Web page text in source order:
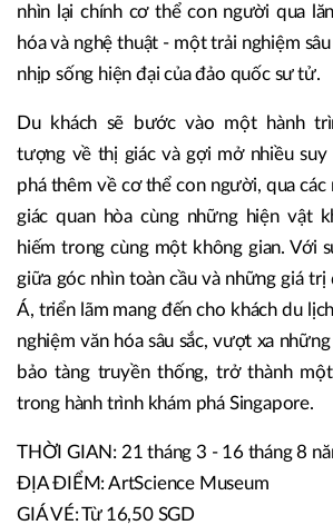
nhìn lại chính cơ thể con người qua
hóa và nghệ thuật - một trải nghiệm
nhịp sống hiện đại của đảo quốc sư tử.
Du khách sẽ bước vào một hành
tượng về thị giác và gợi mở nhiều suy
phá thêm về cơ thể con người, qua các
giác quan hòa cùng những hiện vật
hiếm trong cùng một không gian. Với
giữa góc nhìn toàn cầu và những giá trị
Á, triển lãm mang đến cho khách du
nghiệm văn hóa sâu sắc, vượt xa
bảo tàng truyền thống, trở thành
trong hành trình khám phá Singapore.
THỜI GIAN: 21 tháng 3 - 16 tháng 8
ĐỊA ĐIỂM: ArtScience Museum
GIÁ VÉ: Từ 16,50 SGD